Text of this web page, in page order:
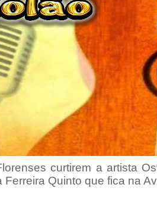
curtirem a artista
Ferreira Quinto que fica na